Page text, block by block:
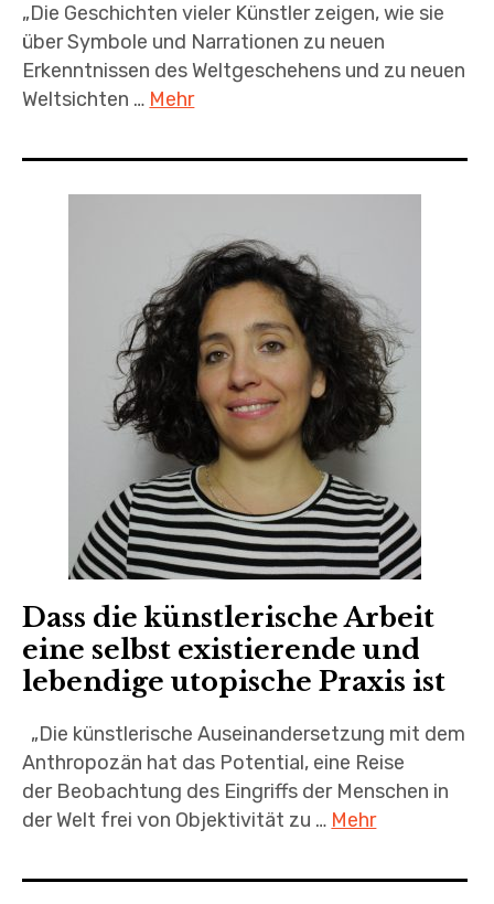
„Die Geschichten vieler Künstler zeigen, wie sie
über Symbole und Narrationen zu neuen
Erkenntnissen des Weltgeschehens und zu neuen
Weltsichten … Mehr
Dass die künstlerische Arbeit
eine selbst existierende und
lebendige utopische Praxis ist
„Die künstlerische Auseinandersetzung mit dem
Anthropozän hat das Potential, eine Reise
der Beobachtung des Eingriffs der Menschen in
der Welt frei von Objektivität zu … Mehr